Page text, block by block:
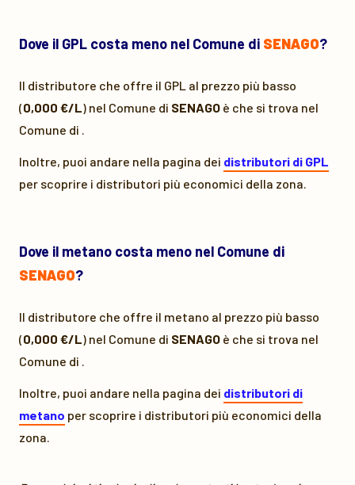
Dove il GPL costa meno nel Comune di SENAGO?
Il distributore che offre il GPL al prezzo più basso
(0,000 €/L) nel Comune di SENAGO è che si trova nel
Comune di .
Inoltre, puoi andare nella pagina dei distributori di GPL
per scoprire i distributori più economici della zona.
Dove il metano costa meno nel Comune di
SENAGO?
Il distributore che offre il metano al prezzo più basso
(0,000 €/L) nel Comune di SENAGO è che si trova nel
Comune di .
Inoltre, puoi andare nella pagina dei distributori di
metano per scoprire i distributori più economici della
zona.